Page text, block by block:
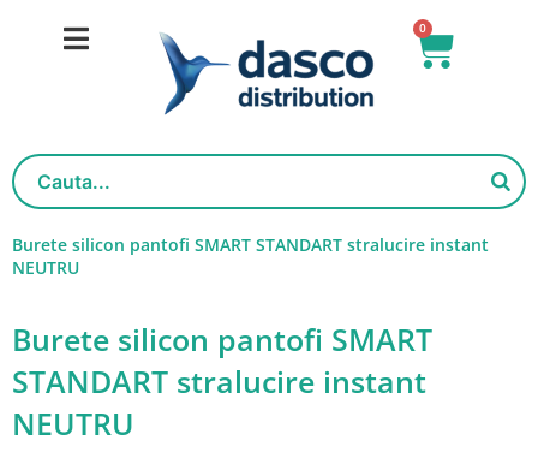
0
Basket
Burete silicon pantofi SMART STANDART stralucire instant
NEUTRU
Burete silicon pantofi SMART
STANDART stralucire instant
NEUTRU